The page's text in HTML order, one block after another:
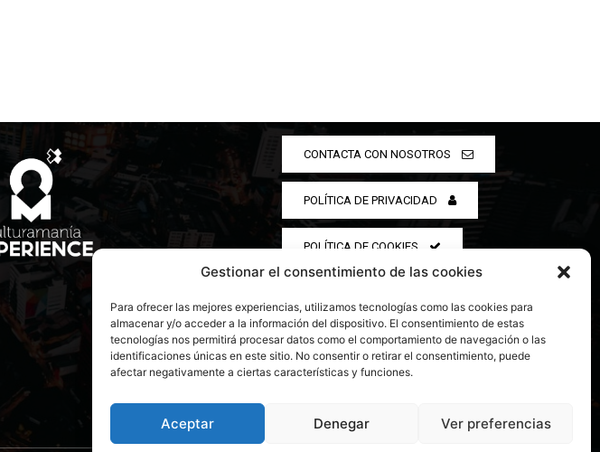
Gestionar el consentimiento de las cookies
Para ofrecer las mejores experiencias, utilizamos tecnologías como las cookies para
almacenar y/o acceder a la información del dispositivo. El consentimiento de estas
tecnologías nos permitirá procesar datos como el comportamiento de navegación o las
identificaciones únicas en este sitio. No consentir o retirar el consentimiento, puede
afectar negativamente a ciertas características y funciones.
Aceptar Denegar Ver preferencias
CONTACTA CON NOSOTROS
POLÍTICA DE PRIVACIDAD
POLÍTICA DE COOKIES